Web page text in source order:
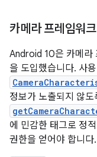
카메라 프레임워
Android 10은 카메라
을 도입했습니다. 사
정보가 노출되지 않
에 민감한 태그로 정
권한을 얻어야 합니다.